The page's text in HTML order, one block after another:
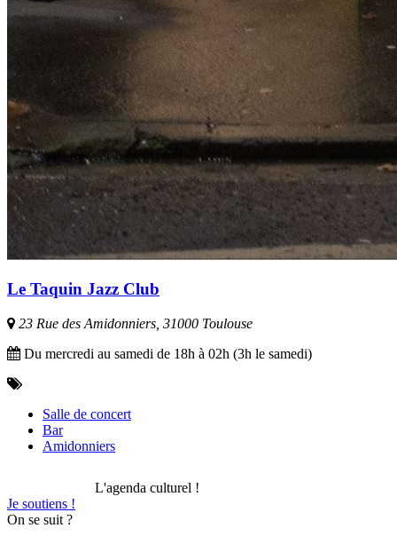
Le Taquin Jazz Club
23 Rue des Amidonniers, 31000 Toulouse
Du mercredi au samedi de 18h à 02h (3h le samedi)
Salle de concert
Bar
Amidonniers
L'agenda culturel !
Je soutiens !
On se suit ?